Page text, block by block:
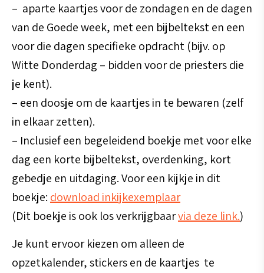
– aparte kaartjes voor de zondagen en de dagen
van de Goede week, met een bijbeltekst en een
voor die dagen specifieke opdracht (bijv. op
Witte Donderdag – bidden voor de priesters die
je kent).
– een doosje om de kaartjes in te bewaren (zelf
in elkaar zetten).
– Inclusief een begeleidend boekje met voor elke
dag een korte bijbeltekst, overdenking, kort
gebedje en uitdaging. Voor een kijkje in dit
boekje: download inkijkexemplaar
(Dit boekje is ook los verkrijgbaarvia deze link.)
Je kunt ervoor kiezen om alleen de
opzetkalender, stickers en de kaartjes te